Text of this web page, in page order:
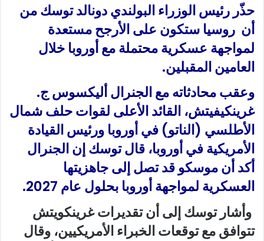
ي
ا
حذّر رئيس الوزراء البولندي دونالد توسك من
أن روسيا ستكون على الأرجح مستعدة
لمواجهة عسكرية محتملة مع أوروبا خلال
العامين المقبلين.
وعقب محادثاته مع الجنرال أليكسوس ج.
غرينكيفيتش، القائد الأعلى لقوات حلف شمال
الأطلسي (الناتو) في أوروبا ورئيس القيادة
الأمريكية في أوروبا، قال توسك إن الجنرال
أكد أن موسكو قد تصل إلى جاهزيتها
العسكرية لمواجهة أوروبا بحلول عام 2027.
وأشار توسك إلى أن تقديرات غرينكويتش
تتوافق مع توقعات الخبراء الأمريكيين، وقال